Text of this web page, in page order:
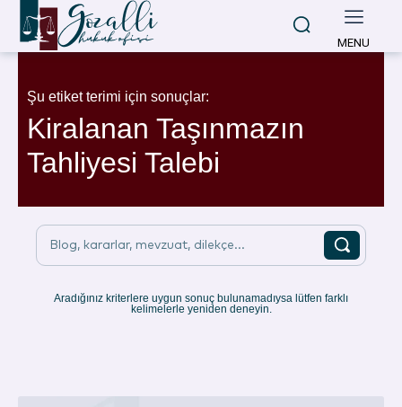
MENU
Şu etiket terimi için sonuçlar:
Kiralanan Taşınmazın
Tahliyesi Talebi
Blog, kararlar, mevzuat, dilekçe...
Aradığınız kriterlere uygun sonuç bulunamadıysa lütfen farklı
kelimelerle yeniden deneyin.